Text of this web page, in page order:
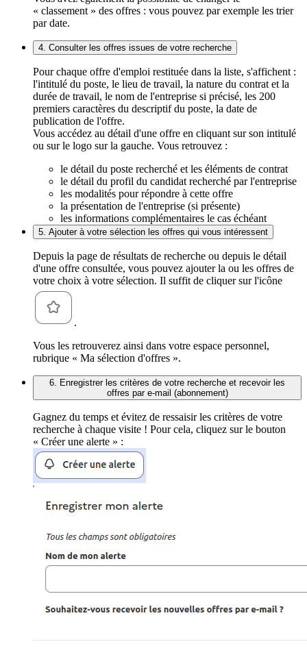
« classement » des offres : vous pouvez par exemple les trier
par date.
4. Consulter les offres issues de votre recherche
Pour chaque offre d'emploi restituée dans la liste, s'affichent :
l'intitulé du poste, le lieu de travail, la nature du contrat et la
durée de travail, le nom de l'entreprise si précisé, les 200
premiers caractères du descriptif du poste, la date de
publication de l'offre.
Vous accédez au détail d'une offre en cliquant sur son intitulé
ou sur le logo sur la gauche. Vous retrouvez :
le détail du poste recherché et les éléments de contrat
le détail du profil du candidat recherché par l'entreprise
les modalités pour répondre à cette offre
la présentation de l'entreprise (si présente)
les informations complémentaires le cas échéant
5. Ajouter à votre sélection les offres qui vous intéressent
Depuis la page de résultats de recherche ou depuis le détail
d'une offre consultée, vous pouvez ajouter la ou les offres de
votre choix à votre sélection. Il suffit de cliquer sur l'icône
.
Vous les retrouverez ainsi dans votre espace personnel,
rubrique « Ma sélection d'offres ».
6. Enregistrer les critères de votre recherche et recevoir les
offres par e-mail (abonnement)
Gagnez du temps et évitez de ressaisir les critères de votre
recherche à chaque visite ! Pour cela, cliquez sur le bouton
« Créer une alerte » :